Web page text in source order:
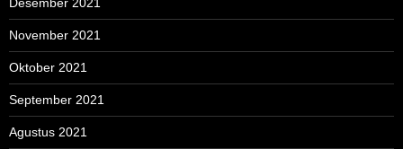
November 2021
Oktober 2021
September 2021
Agustus 2021